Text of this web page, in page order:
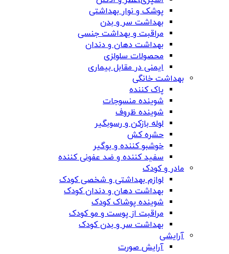
پوشک و نوار بهداشتی
بهداشت سر و بدن
مراقبت و بهداشت جنسی
بهداشت دهان و دندان
محصولات سلولزی
ایمنی در مقابل بیماری
بهداشت خانگی
پاک کننده
شوینده منسوجات
شوینده ظروف
لوله بازکن و رسوبگیر
حشره کش
خوشبو کننده و بوگیر
سفید کننده و ضد عفونی کننده
مادر و کودک
لوازم بهداشتی و شخصی کودک
بهداشت دهان و دندان کودک
شوینده پوشاک کودک
مراقبت از پوست و مو کودک
بهداشت سر و بدن کودک
آرایشی
آرایش صورت